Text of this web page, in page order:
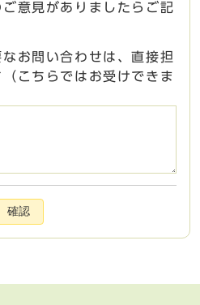
意見がありましたらご記
なお問い合わせは、直接担
こちらではお受けできま
確認